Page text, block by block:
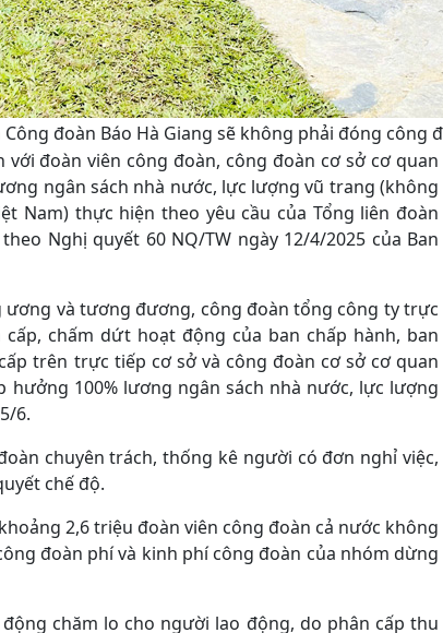
đoàn Báo Hà Giang sẽ không phải đóng công
đoàn viên công đoàn, công đoàn cơ sở cơ quan
ngân sách nhà nước, lực lượng vũ trang (không
Nam) thực hiện theo yêu cầu của Tổng liên đoàn
Nghị quyết 60 NQ/TW ngày 12/4/2025 của Ban
và tương đương, công đoàn tổng công ty trực
chấm dứt hoạt động của ban chấp hành, ban
trên trực tiếp cơ sở và công đoàn cơ sở cơ quan
100% lương ngân sách nhà nước, lực lượng
6.
chuyên trách, thống kê người có đơn nghỉ việc,
chế độ.
2,6 triệu đoàn viên công đoàn cả nước không
đoàn phí và kinh phí công đoàn của nhóm dừng
chăm lo cho người lao động, do phân cấp thu